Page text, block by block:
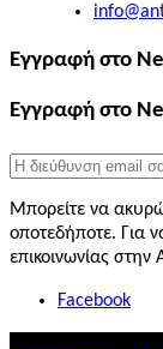
Εγγραφή στο
Εγγραφή στο
Μπορείτε να
οποτεδήποτε. Για
επικοινωνίας
Facebook